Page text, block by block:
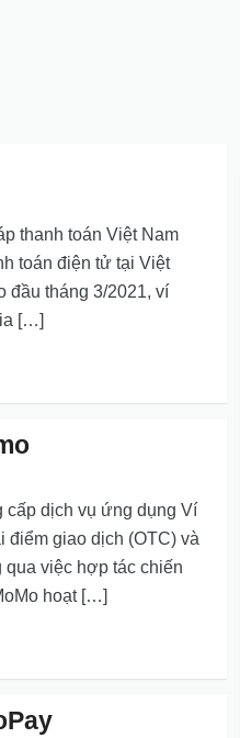
thanh toán Việt Nam
toán điện tử tại Việt
đầu tháng 3/2021, ví
[…]
cấp dịch vụ ứng dụng Ví
điểm giao dịch (OTC) và
qua việc hợp tác chiến
hoạt […]